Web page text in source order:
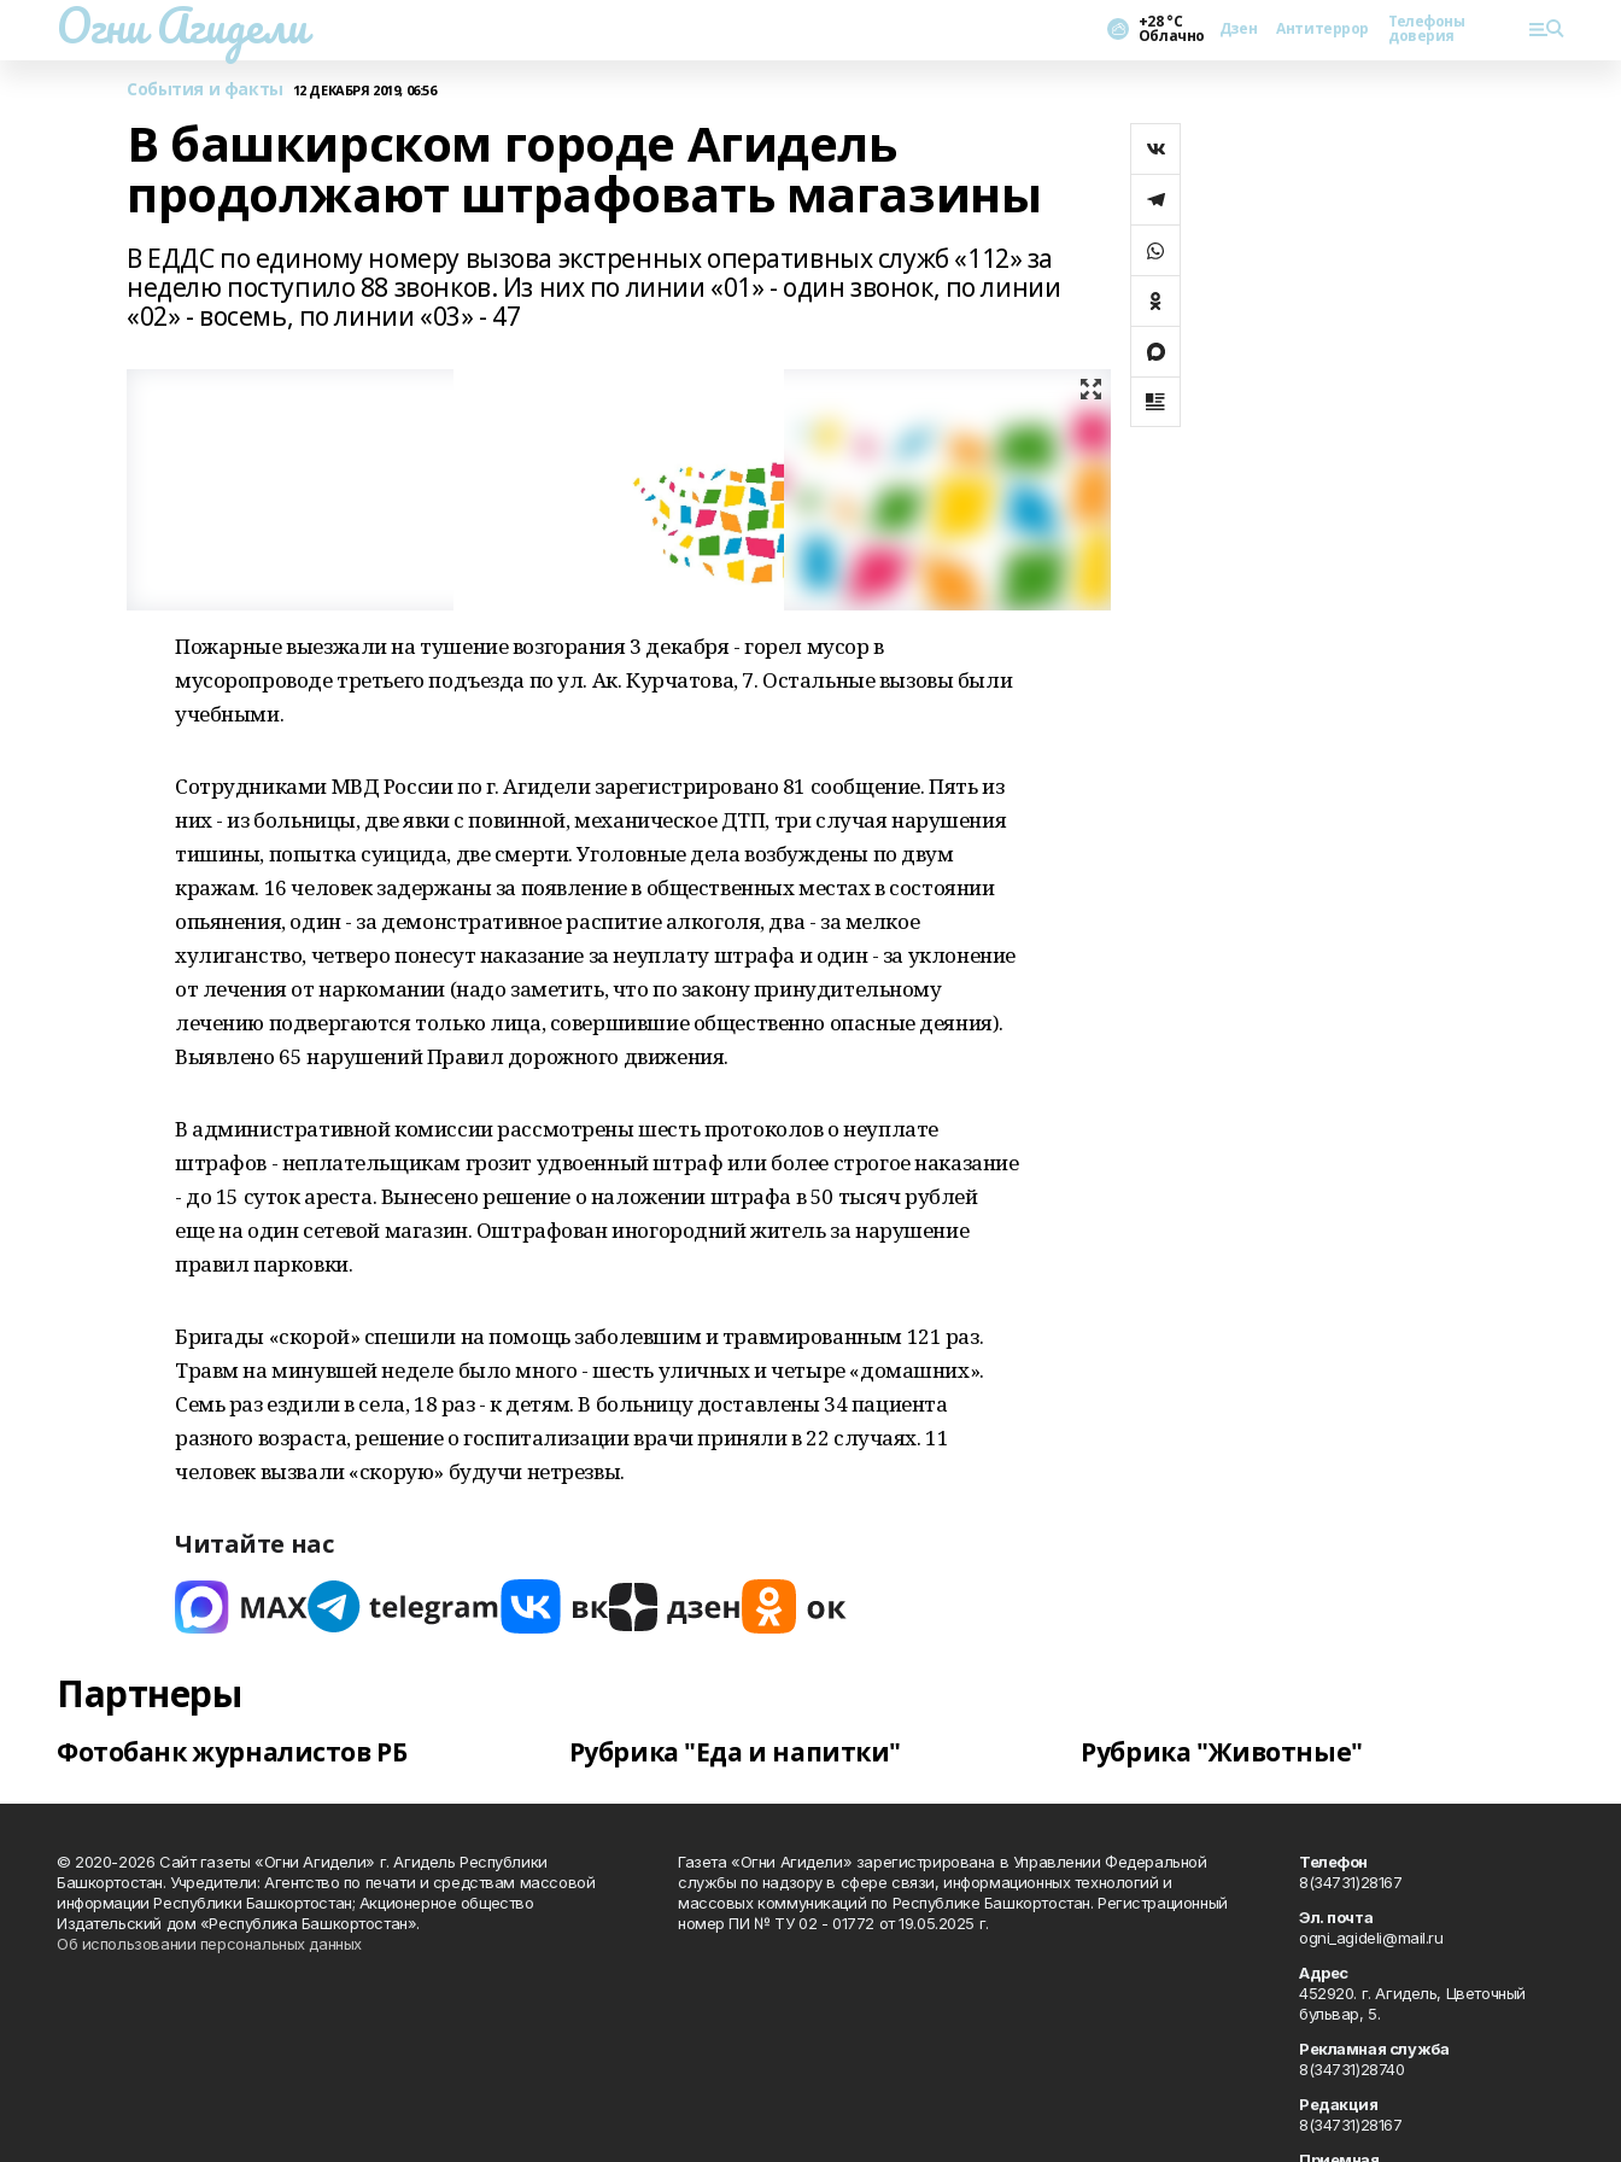
Огни Агидели +28 °С
Облачно Дзен Антитеррор Телефоны
доверия
События и факты 12 ДЕКАБРЯ 2019, 06:56
В башкирском городе Агидель
продолжают штрафовать магазины
В ЕДДС по единому номеру вызова экстренных оперативных служб «112» за
неделю поступило 88 звонков. Из них по линии «01» - один звонок, по линии
«02» - восемь, по линии «03» - 47
Пожарные выезжали на тушение возгорания 3 декабря - горел мусор в
мусоропроводе третьего подъезда по ул. Ак. Курчатова, 7. Остальные вызовы были
учебными.
Сотрудниками МВД России по г. Агидели зарегистрировано 81 сообщение. Пять из
них - из больницы, две явки с повинной, механическое ДТП, три случая нарушения
тишины, попытка суицида, две смерти. Уголовные дела возбуждены по двум
кражам. 16 человек задержаны за появление в общественных местах в состоянии
опьянения, один - за демонстративное распитие алкоголя, два - за мелкое
хулиганство, четверо понесут наказание за неуплату штрафа и один - за уклонение
от лечения от наркомании (надо заметить, что по закону принудительному
лечению подвергаются только лица, совершившие общественно опасные деяния).
Выявлено 65 нарушений Правил дорожного движения.
В административной комиссии рассмотрены шесть протоколов о неуплате
штрафов - неплательщикам грозит удвоенный штраф или более строгое наказание
- до 15 суток ареста. Вынесено решение о наложении штрафа в 50 тысяч рублей
еще на один сетевой магазин. Оштрафован иногородний житель за нарушение
правил парковки.
Бригады «скорой» спешили на помощь заболевшим и травмированным 121 раз.
Травм на минувшей неделе было много - шесть уличных и четыре «домашних».
Семь раз ездили в села, 18 раз - к детям. В больницу доставлены 34 пациента
разного возраста, решение о госпитализации врачи приняли в 22 случаях. 11
человек вызвали «скорую» будучи нетрезвы.
Читайте нас
Партнеры
Фотобанк журналистов РБ Рубрика "Еда и напитки" Рубрика "Животные"
© 2020-2026 Сайт газеты «Огни Агидели» г. Агидель Республики
Башкортостан. Учредители: Агентство по печати и средствам массовой
информации Республики Башкортостан; Акционерное общество
Издательский дом «Республика Башкортостан».
Об использовании персональных данных
Газета «Огни Агидели» зарегистрирована в Управлении Федеральной
службы по надзору в сфере связи, информационных технологий и
массовых коммуникаций по Республике Башкортостан. Регистрационный
номер ПИ № ТУ 02 - 01772 от 19.05.2025 г.
Телефон
8(34731)28167
Эл. почта
ogni_agideli@mail.ru
Адрес
452920. г. Агидель, Цветочный
бульвар, 5.
Рекламная служба
8(34731)28740
Редакция
8(34731)28167